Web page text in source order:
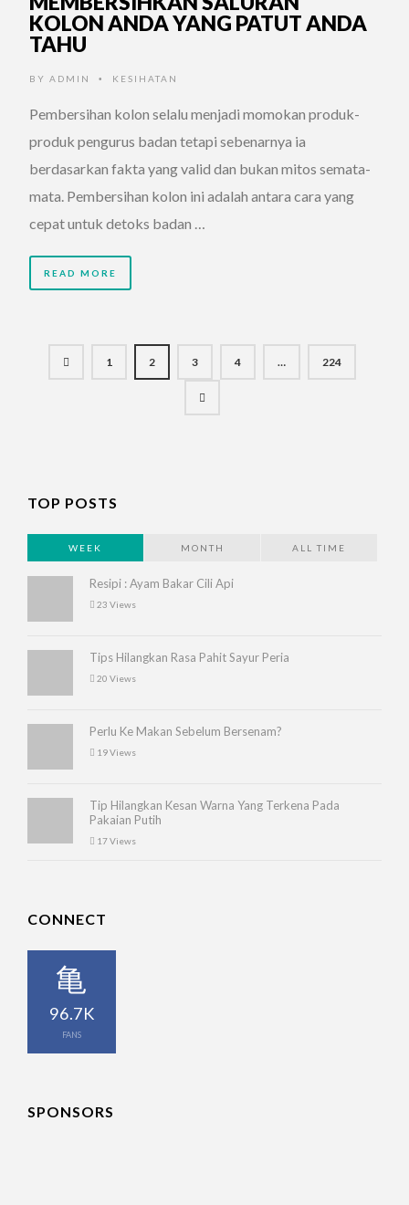
KOLON ANDA YANG PATUT ANDA
TAHU
BY ADMIN • KESIHATAN
Pembersihan kolon selalu menjadi momokan produk-
produk pengurus badan tetapi sebenarnya ia
berdasarkan fakta yang valid dan bukan mitos semata-
mata. Pembersihan kolon ini adalah antara cara yang
cepat untuk detoks badan …
READ MORE
1 2 3 4 … 224
TOP POSTS
WEEK MONTH ALL TIME
Resipi : Ayam Bakar Cili Api
23 Views
Tips Hilangkan Rasa Pahit Sayur Peria
20 Views
Perlu Ke Makan Sebelum Bersenam?
19 Views
Tip Hilangkan Kesan Warna Yang Terkena Pada
Pakaian Putih
17 Views
CONNECT
96.7K
FANS
SPONSORS